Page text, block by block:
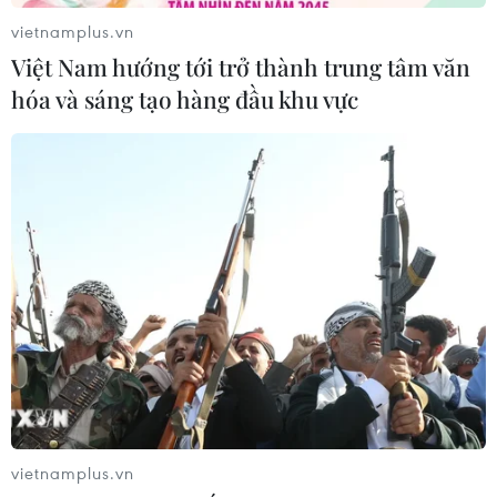
Ông Trump nói vừa "trải qua thử thách
kinh khủng" vì bị luận tội
06/02/2020 15:12
Trong bài phát biểu chỉ trích phiên luận tội của đảng
Dân chủ, Tổng thống Mỹ Donald Trump cho rằng ông đã
phải trải qua "một thử thách kinh khủng" do "những
người tham nhũng và không thật thà" gây ra.
vietnamplus.vn
Việt Nam hướng tới trở thành trung tâm văn
hóa và sáng tạo hàng đầu khu vực
vietnamplus.vn